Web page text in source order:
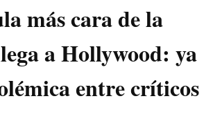
más cara de la
a Hollywood: ya
entre críticos